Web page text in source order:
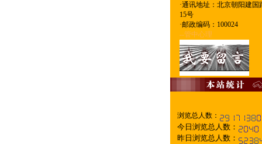
·通讯地址：北京朝阳建国
15号
·邮政编码：100024
--管中心理
浏览总人数：
今日浏览总人数：
昨日浏览总人数：